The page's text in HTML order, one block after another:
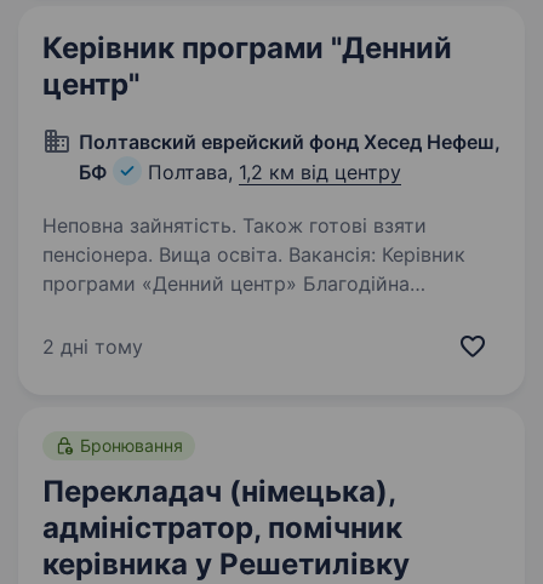
Керівник програми "Денний
центр"
Полтавский еврейский фонд Хесед Нефеш,
БФ
Полтава, 1,2 км від центру
Неповна зайнятість. Також готові взяти
пенсіонера. Вища освіта. Вакансія: Керівник
програми «Денний центр» Благодійна
небайдужу, відповідальну та творчу людини,
2 дні тому
Бронювання
Перекладач (німецька),
адміністратор, помічник
керівника у Решетилівку